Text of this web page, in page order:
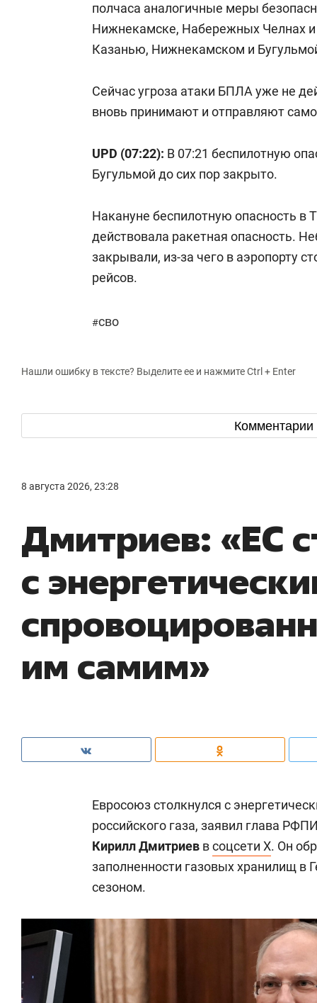
полчаса аналогичные меры
Нижнекамске, Набережных Челнах
Казанью, Нижнекамском и
Сейчас угроза атаки БПЛА уже не
вновь принимают и отправляют
UPD (07:22): В 07:21 беспилотную
Бугульмой до сих пор закрыто.
Накануне беспилотную опасность в
действовала ракетная опасность.
закрывали, из-за чего в аэропорту
рейсов.
#сво
Нашли ошибку в тексте? Выделите ее и нажмите Ctrl + Enter
Комментарии
8 августа 2026, 23:28
Дмитриев: «ЕС
с
им самим»
Евросоюз столкнулся с
российского газа, заявил глава
Кирилл Дмитриев всоцсети X. Он
заполненности газовых хранилищ в
сезоном.